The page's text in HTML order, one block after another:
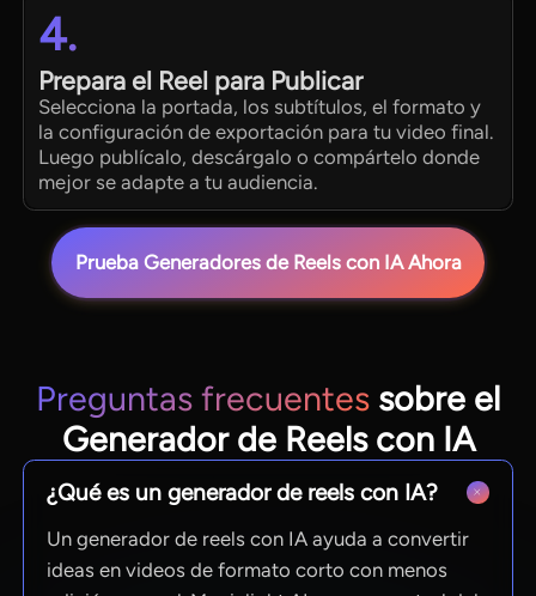
4.
Prepara el Reel para Publicar
Selecciona la portada, los subtítulos, el formato y
la configuración de exportación para tu video final.
Luego publícalo, descárgalo o compártelo donde
mejor se adapte a tu audiencia.
Prueba Generadores de Reels con IA Ahora
Preguntas frecuentes sobre el
Generador de Reels con IA
¿Qué es un generador de reels con IA?
Un generador de reels con IA ayuda a convertir
ideas en videos de formato corto con menos